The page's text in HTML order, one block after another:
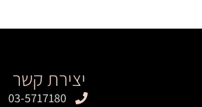
יצירת קשר
03-5717180